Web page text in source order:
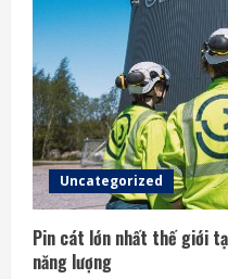
Uncategorized
Pin cát lớn nhất thế giới
năng lượng